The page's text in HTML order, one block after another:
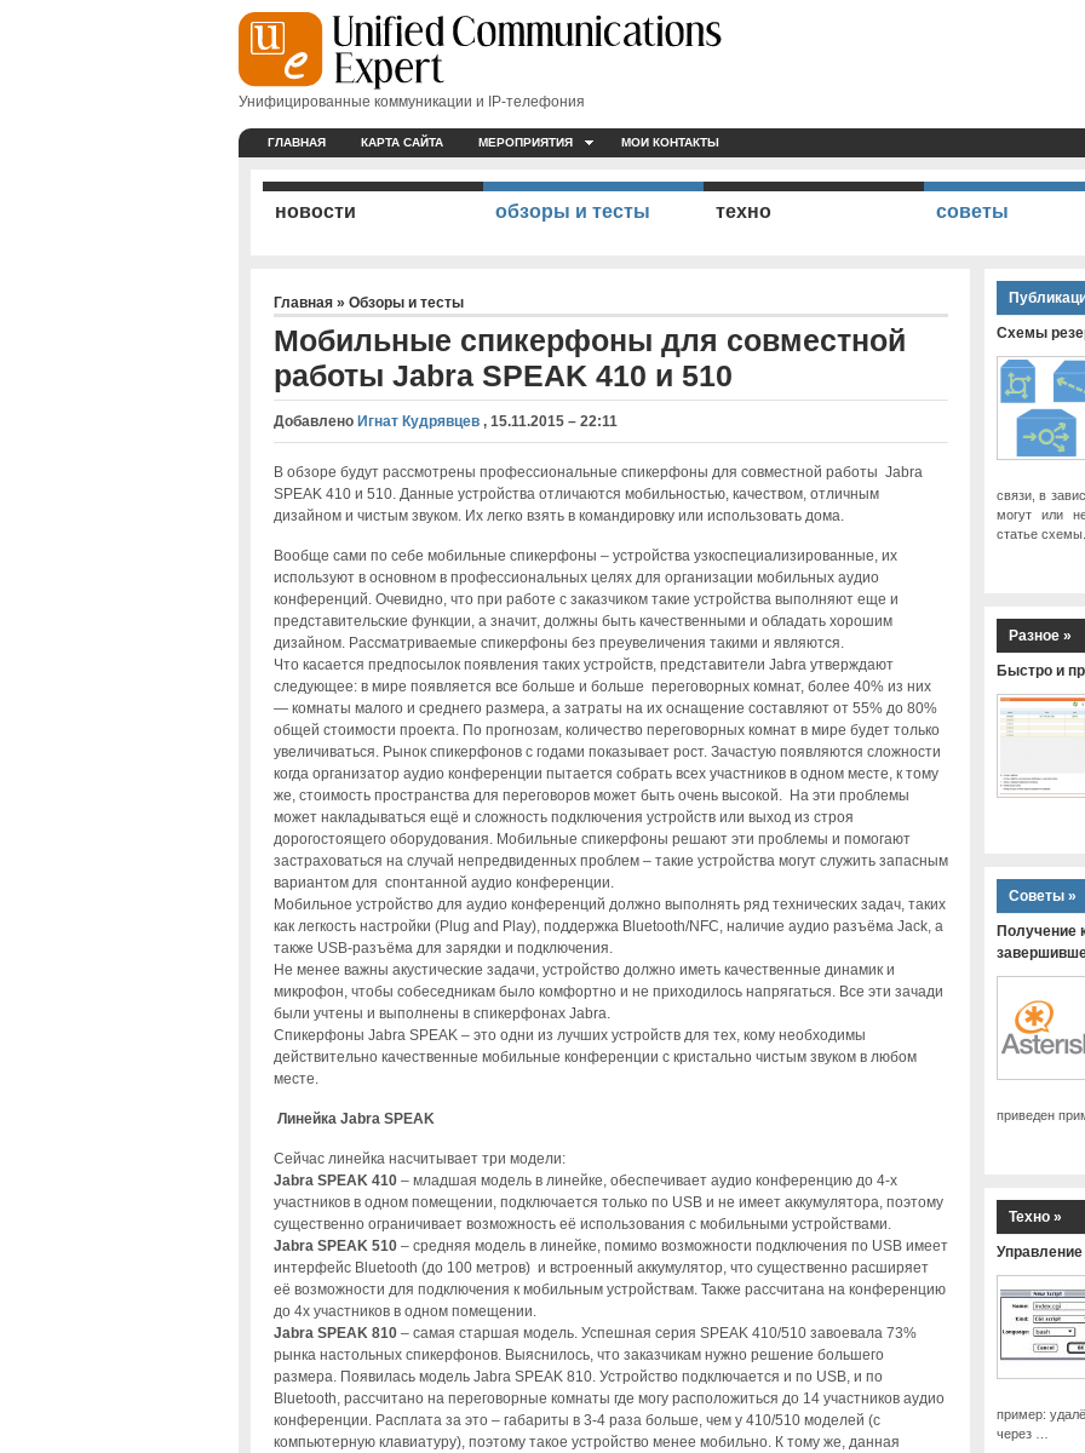
Унифицированные коммуникации и IP-телефония
ГЛАВНАЯ КАРТА САЙТА МЕРОПРИЯТИЯ МОИ КОНТАКТЫ
новости обзоры и тесты техно советы
Главная » Обзоры и тесты
Мобильные спикерфоны для совместной
работы Jabra SPEAK 410 и 510
Добавлено Игнат Кудрявцев, 15.11.2015 – 22:11
В обзоре будут рассмотрены профессиональные спикерфоны для совместной работы Jabra
SPEAK 410 и 510. Данные устройства отличаются мобильностью, качеством, отличным
дизайном и чистым звуком. Их легко взять в командировку или использовать дома.
Вообще сами по себе мобильные спикерфоны – устройства узкоспециализированные, их
используют в основном в профессиональных целях для организации мобильных аудио
конференций. Очевидно, что при работе с заказчиком такие устройства выполняют еще и
представительские функции, а значит, должны быть качественными и обладать хорошим
дизайном. Рассматриваемые спикерфоны без преувеличения такими и являются.
Что касается предпосылок появления таких устройств, представители Jabra утверждают
следующее: в мире появляется все больше и больше переговорных комнат, более 40% из них
— комнаты малого и среднего размера, а затраты на их оснащение составляют от 55% до 80%
общей стоимости проекта. По прогнозам, количество переговорных комнат в мире будет только
увеличиваться. Рынок спикерфонов с годами показывает рост. Зачастую появляются сложности
когда организатор аудио конференции пытается собрать всех участников в одном месте, к тому
же, стоимость пространства для переговоров может быть очень высокой. На эти проблемы
может накладываться ещё и сложность подключения устройств или выход из строя
дорогостоящего оборудования. Мобильные спикерфоны решают эти проблемы и помогают
застраховаться на случай непредвиденных проблем – такие устройства могут служить запасным
вариантом для спонтанной аудио конференции.
Мобильное устройство для аудио конференций должно выполнять ряд технических задач, таких
как легкость настройки (Plug and Play), поддержка Bluetooth/NFC, наличие аудио разъёма Jack, а
также USB-разъёма для зарядки и подключения.
Не менее важны акустические задачи, устройство должно иметь качественные динамик и
микрофон, чтобы собеседникам было комфортно и не приходилось напрягаться. Все эти зачади
были учтены и выполнены в спикерфонах Jabra.
Спикерфоны Jabra SPEAK – это одни из лучших устройств для тех, кому необходимы
действительно качественные мобильные конференции с кристально чистым звуком в любом
месте.
Линейка Jabra SPEAK
Сейчас линейка насчитывает три модели:
Jabra SPEAK 410– младшая модель в линейке, обеспечивает аудио конференцию до 4-х
участников в одном помещении, подключается только по USB и не имеет аккумулятора, поэтому
существенно ограничивает возможность её использования с мобильными устройствами.
Jabra SPEAK 510– средняя модель в линейке, помимо возможности подключения по USB имеет
интерфейс Bluetooth (до 100 метров) и встроенный аккумулятор, что существенно расширяет
её возможности для подключения к мобильным устройствам. Также рассчитана на конференцию
до 4х участников в одном помещении.
Jabra SPEAK 810– самая старшая модель. Успешная серия SPEAK 410/510 завоевала 73%
рынка настольных спикерфонов. Выяснилось, что заказчикам нужно решение большего
размера. Появилась модель Jabra SPEAK 810. Устройство подключается и по USB, и по
Bluetooth, рассчитано на переговорные комнаты где могу расположиться до 14 участников аудио
конференции. Расплата за это – габариты в 3-4 раза больше, чем у 410/510 моделей (с
компьютерную клавиатуру), поэтому такое устройство менее мобильно. К тому же, данная
Схемы
связи, в
могут или
статье схемы.
Разное »
Быстро и
Советы »
Получение
приведен
Техно »
пример:
через …